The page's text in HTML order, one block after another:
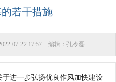
若干措施
07-22 17:57 编辑： 孔令磊
进一步弘扬优良作风加快建设